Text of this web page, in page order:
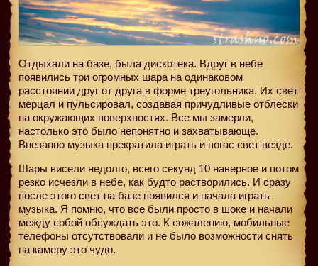
Отдыхали на базе, была дискотека. Вдруг в небе
появились три огромных шара на одинаковом
расстоянии друг от друга в форме треугольника. Их свет
мерцал и пульсировал, создавая причудливые отблески
на окружающих поверхностях. Все мы замерли,
настолько это было непонятно и захватывающе.
Внезапно музыка прекратила играть и погас свет везде.
Шары висели недолго, всего секунд 10 наверное и потом
резко исчезли в небе, как будто растворились. И сразу
после этого свет на базе появился и начала играть
музыка. Я помню, что все были просто в шоке и начали
между собой обсуждать это. К сожалению, мобильные
телефоны отсутствовали и не было возможности снять
на камеру это чудо.